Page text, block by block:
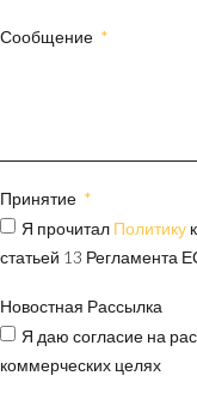
Сообщение
Принятие
Я прочитал Политику
статьей 13 Регламента
Новостная Рассылка
Я даю согласие на
коммерческих целях